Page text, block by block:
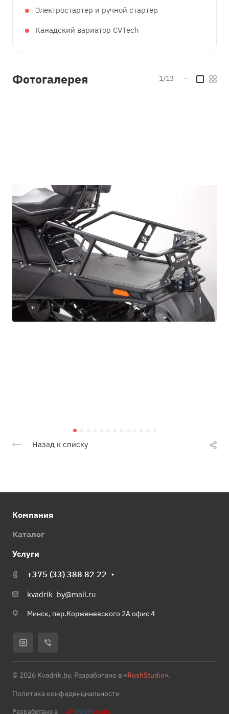
Электростартер и ручной стартер
Канадский вариатор CVTech
Фотогалерея 1/13 —
Назад к списку
Компания
Каталог
Услуги
+375 (33) 388 82 22
kvadrik_by@mail.ru
Минск, пер.Корженевского 2А офис 4
© 2026 Kvadrik.by. Разработано в «RushStudio».
Политика конфиденциальности
Разработано в